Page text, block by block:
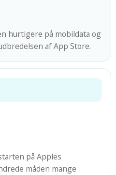
hurtigere på mobildata og
af App Store.
på Apples
måden mange